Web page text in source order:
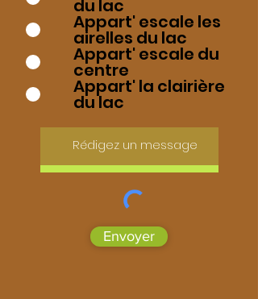
du lac
Appart' escale les
airelles du lac
Appart' escale du
centre
Appart' la clairière
du lac
Envoyer